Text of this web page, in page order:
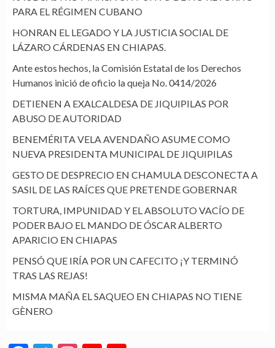
PARA EL RÉGIMEN CUBANO
HONRAN EL LEGADO Y LA JUSTICIA SOCIAL DE
LÁZARO CÁRDENAS EN CHIAPAS.
Ante estos hechos, la Comisión Estatal de los Derechos
Humanos inició de oficio la queja No. 0414/2026
DETIENEN A EXALCALDESA DE JIQUIPILAS POR
ABUSO DE AUTORIDAD
BENEMÉRITA VELA AVENDAÑO ASUME COMO
NUEVA PRESIDENTA MUNICIPAL DE JIQUIPILAS
GESTO DE DESPRECIO EN CHAMULA DESCONECTA A
SASIL DE LAS RAÍCES QUE PRETENDE GOBERNAR
TORTURA, IMPUNIDAD Y EL ABSOLUTO VACÍO DE
PODER BAJO EL MANDO DE ÓSCAR ALBERTO
APARICIO EN CHIAPAS
PENSÓ QUE IRÍA POR UN CAFECITO ¡Y TERMINÓ
TRAS LAS REJAS!
MISMA MAÑA EL SAQUEO EN CHIAPAS NO TIENE
GÈNERO